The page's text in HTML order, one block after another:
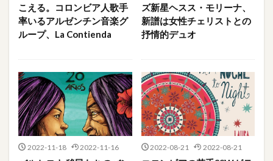
こえる。コロンビア人歌手
率いるアルゼンチン音楽グ
ループ、La Contienda
ズ新星ヘスス・モリーナ、
新譜は女性チェリストとの
抒情的デュオ
2022-11-18 2022-11-16 2022-08-21 2022-08-21